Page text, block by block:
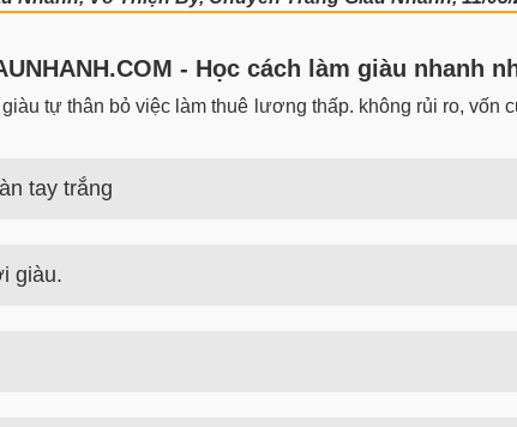
- Học cách làm giàu nhanh
tự thân bỏ việc làm thuê lương thấp. không rủi ro, vốn
tay trắng
giàu.